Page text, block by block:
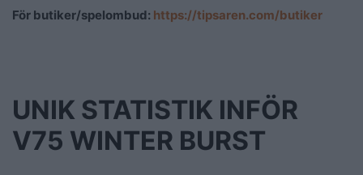
För butiker/spelombud: https://tipsaren.com/butiker
UNIK STATISTIK INFÖR
V75 WINTER BURST